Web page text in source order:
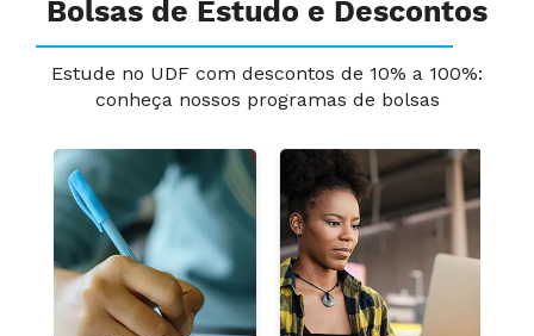
Bolsas de Estudo e Descontos
Estude no UDF com descontos de 10% a 100%:
conheça nossos programas de bolsas